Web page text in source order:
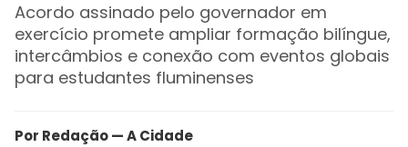
Acordo assinado pelo governador em
exercício promete ampliar formação bilíngue,
intercâmbios e conexão com eventos globais
para estudantes fluminenses
Por Redação — A Cidade